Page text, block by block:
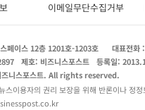
보 이메일무단수집거부
페이스 12층 1201호-1203호 대표전화
제호: 비즈니스포스트 등록일:
니스포스트. All rights reserved.
스이용자의 권리 보장을 위해 반론이나 정